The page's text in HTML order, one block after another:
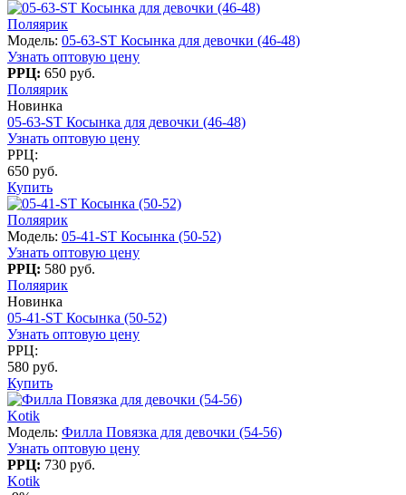
Поляярик
Модель: 05-63-ST Косынка для девочки (46-48)
Узнать оптовую цену
РРЦ: 650 руб.
Поляярик
Новинка
05-63-ST Косынка для девочки (46-48)
Узнать оптовую цену
РРЦ:
650 руб.
Купить
Поляярик
Модель: 05-41-ST Косынка (50-52)
Узнать оптовую цену
РРЦ: 580 руб.
Поляярик
Новинка
05-41-ST Косынка (50-52)
Узнать оптовую цену
РРЦ:
580 руб.
Купить
Kotik
Модель: Филла Повязка для девочки (54-56)
Узнать оптовую цену
РРЦ: 730 руб.
Kotik